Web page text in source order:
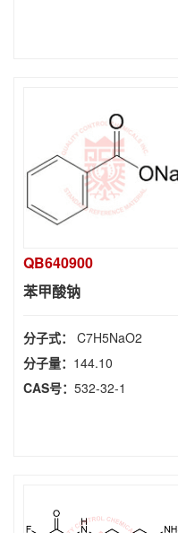
QB640900
苯甲酸钠
分子式： C7H5NaO2
分子量： 144.10
CAS号： 532-32-1